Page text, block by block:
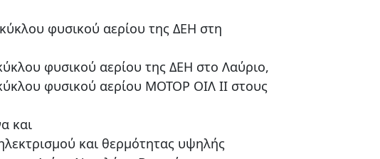
φυσικού αερίου της ΔΕΗ στη
φυσικού αερίου της ΔΕΗ στο Λαύριο,
φυσικού αερίου ΜΟΤΟΡ ΟΙΛ ΙΙ στους
και
και θερμότητας υψηλής